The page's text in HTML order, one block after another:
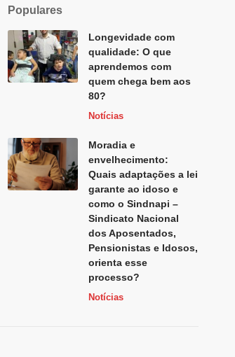
Populares
Longevidade com
qualidade: O que
aprendemos com
quem chega bem aos
80?
Notícias
Moradia e
envelhecimento:
Quais adaptações a lei
garante ao idoso e
como o Sindnapi –
Sindicato Nacional
dos Aposentados,
Pensionistas e Idosos,
orienta esse
processo?
Notícias